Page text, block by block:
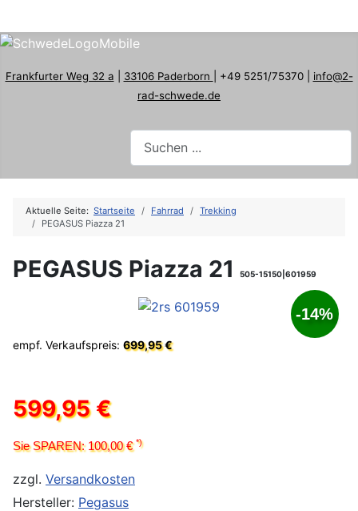
Frankfurter Weg 32 a 33106 Paderborn | +49 5251/75370 | info@2-
rad-schwede.de
Aktuelle Seite: Startseite Fahrrad
Trekking
PEGASUS Piazza 21
PEGASUS Piazza 21 505-15150|601959
-14%
empf. Verkaufspreis: 699,95 €
599,95 €
Sie SPAREN: 100,00 €*)
zzgl. Versandkosten
Hersteller: Pegasus